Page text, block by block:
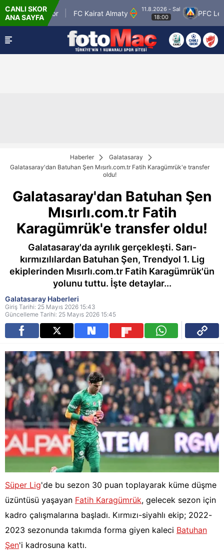
CANLI SKOR
ANA SAYFA
Petrolspor FC Kairat Almaty
11.8.2026 - Sal
PFC Levski
Haberler
Galatasaray
Galatasaray'dan Batuhan Şen Mısırlı.com.tr Fatih Karagümrük'e transfer
oldu!
Galatasaray'dan Batuhan Şen
Mısırlı.com.tr Fatih
Karagümrük'e transfer oldu!
Galatasaray'da ayrılık gerçekleşti. Sarı-
kırmızılılardan Batuhan Şen, Trendyol 1. Lig
ekiplerinden Mısırlı.com.tr Fatih Karagümrük'ün
yolunu tuttu. İşte detaylar...
Galatasaray Haberleri
Giriş Tarihi: 25 Mayıs 2026 15:43
Güncelleme Tarihi: 25 Mayıs 2026 15:45
Süper Lig'de bu sezon 30 puan toplayarak küme düşme
üzüntüsü yaşayan Fatih Karagümrük, gelecek sezon için
kadro çalışmalarına başladı. Kırmızı-siyahlı ekip; 2022-
2023 sezonunda takımda forma giyen kaleci Batuhan
Şen'i kadrosuna kattı.